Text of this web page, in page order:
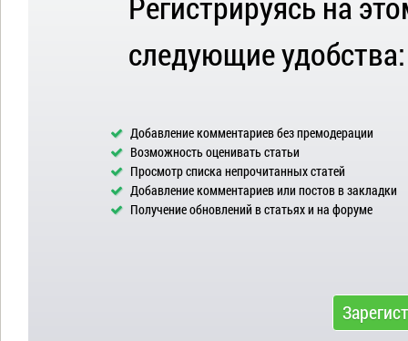
следующие удобства:
Добавление комментариев без премодерации
Возможность оценивать статьи
Просмотр списка непрочитанных статей
Добавление комментариев или постов в закладки
Получение обновлений в статьях и на форуме